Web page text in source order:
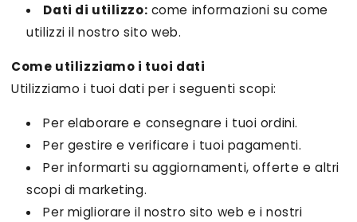
Dati di utilizzo: come informazioni su come
utilizzi il nostro sito web.
Come utilizziamo i tuoi dati
Utilizziamo i tuoi dati per i seguenti scopi:
Per elaborare e consegnare i tuoi ordini.
Per gestire e verificare i tuoi pagamenti.
Per informarti su aggiornamenti, offerte e altri
scopi di marketing.
Per migliorare il nostro sito web e i nostri